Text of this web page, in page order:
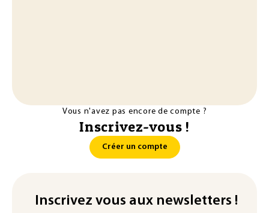
Vous n'avez pas encore de compte ?
Inscrivez-vous !
Créer un compte
Inscrivez vous aux newsletters !